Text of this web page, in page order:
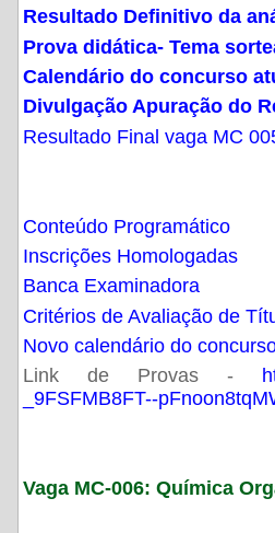
Resultado Definitivo da
Prova didática- Tema
Calendário do concurso
Divulgação Apuração do
Resultado Final vaga MC
Conteúdo Programático
Inscrições Homologadas
Banca Examinadora
Critérios de Avaliação de
Novo calendário do
Link de Provas -
_9FSFMB8FT--
Vaga MC-006: Química